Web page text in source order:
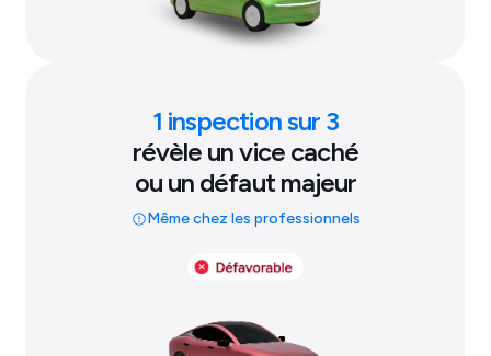
1 inspection sur 3
révèle un vice caché
ou un défaut majeur
Même chez les professionnels